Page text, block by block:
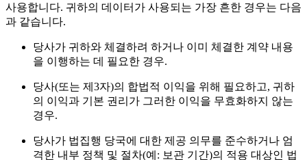
사용합니다. 귀하의 데이터가 사용되는 가장 흔한 경우는 다음
과 같습니다.
당사가 귀하와 체결하려 하거나 이미 체결한 계약 내용
을 이행하는 데 필요한 경우.
당사(또는 제3자)의 합법적 이익을 위해 필요하고, 귀하
의 이익과 기본 권리가 그러한 이익을 무효화하지 않는
경우.
당사가 법집행 당국에 대한 제공 의무를 준수하거나 엄
격한 내부 정책 및 절차(예: 보관 기간)의 적용 대상인 법